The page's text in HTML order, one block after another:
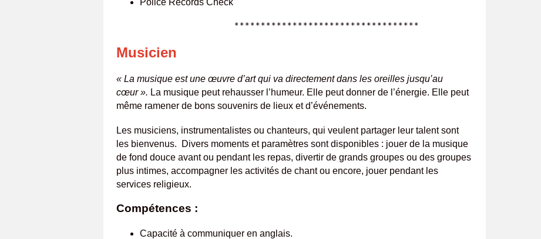
Police Records Check
***********************************
Musicien
« La musique est une œuvre d’art qui va directement dans les oreilles jusqu’au
cœur ». La musique peut rehausser l’humeur. Elle peut donner de l’énergie. Elle peut
même ramener de bons souvenirs de lieux et d’événements.
Les musiciens, instrumentalistes ou chanteurs, qui veulent partager leur talent sont
les bienvenus. Divers moments et paramètres sont disponibles : jouer de la musique
de fond douce avant ou pendant les repas, divertir de grands groupes ou des groupes
plus intimes, accompagner les activités de chant ou encore, jouer pendant les
services religieux.
Compétences :
Capacité à communiquer en anglais.